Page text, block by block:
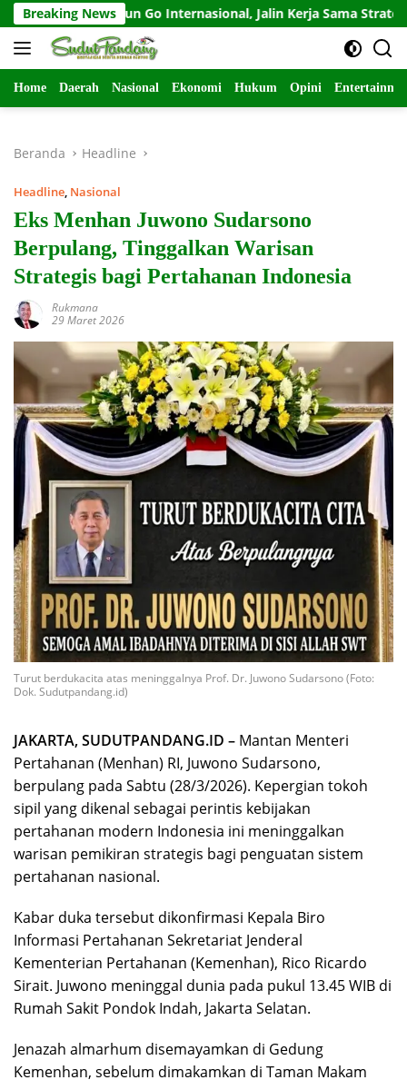
Langsung
ke
konten
Breaking News
A’yun Go Internasional, Jalin Kerja Sama Strategis dengan
Home Daerah Nasional Ekonomi Hukum Opini
Beranda Headline
Headline, Nasional
Eks Menhan Juwono Sudarsono
Berpulang, Tinggalkan Warisan
Strategis bagi Pertahanan Indonesia
Rukmana
29 Maret 2026
Turut berdukacita atas meninggalnya Prof. Dr. Juwono Sudarsono (Foto:
Dok. Sudutpandang.id)
JAKARTA, SUDUTPANDANG.ID – Mantan Menteri
Pertahanan (Menhan) RI, Juwono Sudarsono,
berpulang pada Sabtu (28/3/2026). Kepergian tokoh
sipil yang dikenal sebagai perintis kebijakan
pertahanan modern Indonesia ini meninggalkan
warisan pemikiran strategis bagi penguatan sistem
pertahanan nasional.
Kabar duka tersebut dikonfirmasi Kepala Biro
Informasi Pertahanan Sekretariat Jenderal
Kementerian Pertahanan (Kemenhan), Rico Ricardo
Sirait. Juwono meninggal dunia pada pukul 13.45 WIB di
Rumah Sakit Pondok Indah, Jakarta Selatan.
Jenazah almarhum disemayamkan di Gedung
Kemenhan, sebelum dimakamkan di Taman Makam